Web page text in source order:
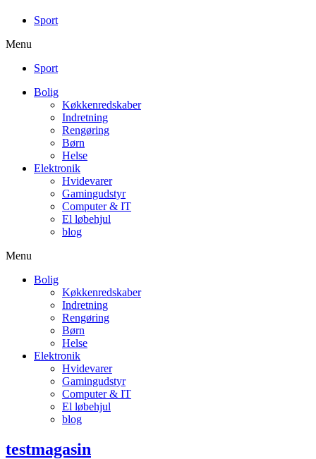
Sport
Menu
Sport
Bolig
Køkkenredskaber
Indretning
Rengøring
Børn
Helse
Elektronik
Hvidevarer
Gamingudstyr
Computer & IT
El løbehjul
blog
Menu
Bolig
Køkkenredskaber
Indretning
Rengøring
Børn
Helse
Elektronik
Hvidevarer
Gamingudstyr
Computer & IT
El løbehjul
blog
testmagasin